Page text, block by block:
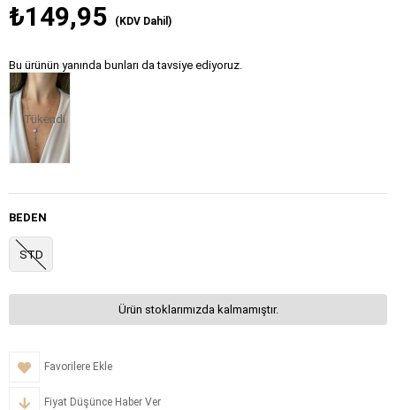
₺149,95 (KDV Dahil)
Bu ürünün yanında bunları da tavsiye ediyoruz.
Tükendi
BEDEN
STD
Ürün stoklarımızda kalmamıştır.
Favorilere Ekle
Fiyat Düşünce Haber Ver